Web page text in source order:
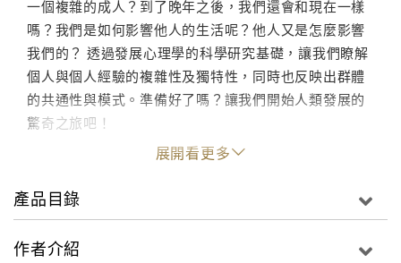
一個複雜的成人？到了晚年之後，我們還會和現在一樣
嗎？我們是如何影響他人的生活呢？他人又是怎麼影響
我們的？ 透過發展心理學的科學研究基礎，讓我們瞭解
個人與個人經驗的複雜性及獨特性，同時也反映出群體
的共通性與模式。準備好了嗎？讓我們開始人類發展的
驚奇之旅吧！
展開看更多
產品目錄
作者介紹